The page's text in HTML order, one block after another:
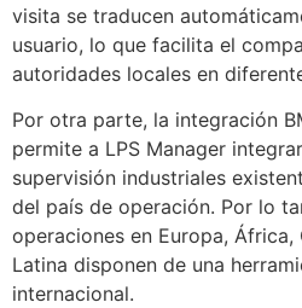
visita se traducen
usuario, lo que facilita el
autoridades locales en
Por otra parte, la integración
permite a LPS Manager
supervisión industriales
del país de operación. Por lo
operaciones en Europa,
Latina disponen de una
internacional.